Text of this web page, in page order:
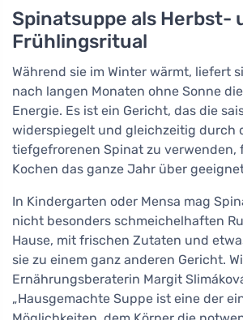
Spinatsuppe als Herbst-
Frühlingsritual
Während sie im Winter wärmt, liefert
nach langen Monaten ohne Sonne
Energie. Es ist ein Gericht, das die
widerspiegelt und gleichzeitig durch
tiefgefrorenen Spinat zu verwenden,
Kochen das ganze Jahr über
In Kindergarten oder Mensa mag
nicht besonders schmeichelhaften
Hause, mit frischen Zutaten und
sie zu einem ganz anderen Gericht.
Ernährungsberaterin Margit
„Hausgemachte Suppe ist eine der